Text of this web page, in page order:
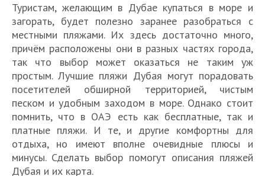
Туристам, желающим в Дубае купаться в море и
загорать, будет полезно заранее разобраться с
местными пляжами. Их здесь достаточно много,
причём расположены они в разных частях города,
так что выбор может оказаться не таким уж
простым. Лучшие пляжи Дубая могут порадовать
посетителей обширной территорией, чистым
песком и удобным заходом в море. Однако стоит
помнить, что в ОАЭ есть как бесплатные, так и
платные пляжи. И те, и другие комфортны для
отдыха, но имеют вполне очевидные плюсы и
минусы. Сделать выбор помогут описания пляжей
Дубая и их карта.